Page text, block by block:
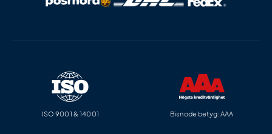
ISO 9001 & 14001 Bisnode betyg: AAA